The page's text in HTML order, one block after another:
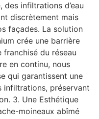
infiltrations d’eau
discrètement mais
façades. La solution
crée une barrière
du réseau
en continu, nous
qui garantissent une
infiltrations, préservant
3. Une Esthétique
moineaux abîmé